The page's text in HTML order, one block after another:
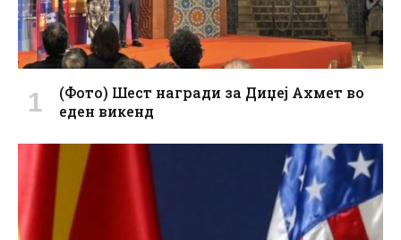
(Фото) Шест награди за Диџеј Ахмет во
еден викенд